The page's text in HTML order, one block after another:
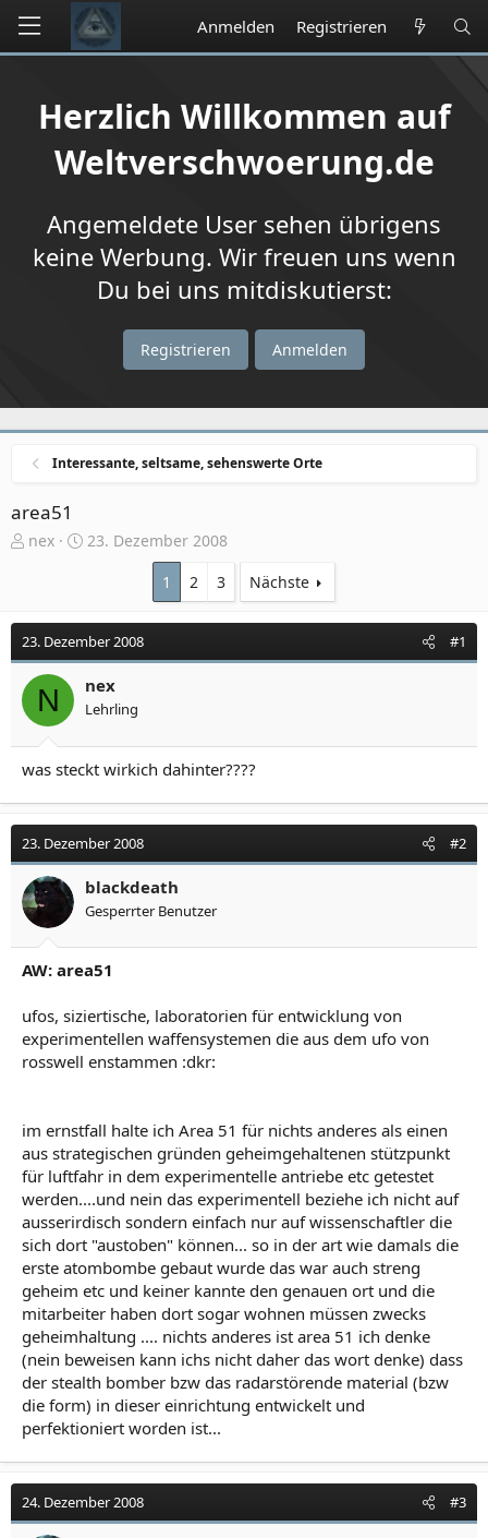
Anmelden Registrieren
Herzlich Willkommen auf
Weltverschwoerung.de
Angemeldete User sehen übrigens
keine Werbung. Wir freuen uns wenn
Du bei uns mitdiskutierst:
Registrieren Anmelden
Interessante, seltsame, sehenswerte Orte
area51
E
e
l
l
e
nex
E
e
l
l
t
a
23. Dezember 2008
1
2 3 Nächste
23. Dezember 2008 #1
N nex
Lehrling
was steckt wirkich dahinter????
23. Dezember 2008 #2
blackdeath
Gesperrter Benutzer
AW: area51
ufos, siziertische, laboratorien für entwicklung von
experimentellen waffensystemen die aus dem ufo von
rosswell enstammen :dkr:
im ernstfall halte ich Area 51 für nichts anderes als einen
aus strategischen gründen geheimgehaltenen stützpunkt
für luftfahr in dem experimentelle antriebe etc getestet
werden....und nein das experimentell beziehe ich nicht auf
ausserirdisch sondern einfach nur auf wissenschaftler die
sich dort "austoben" können... so in der art wie damals die
erste atombombe gebaut wurde das war auch streng
geheim etc und keiner kannte den genauen ort und die
mitarbeiter haben dort sogar wohnen müssen zwecks
geheimhaltung .... nichts anderes ist area 51 ich denke
(nein beweisen kann ichs nicht daher das wort denke) dass
der stealth bomber bzw das radarstörende material (bzw
die form) in dieser einrichtung entwickelt und
perfektioniert worden ist...
24. Dezember 2008 #3